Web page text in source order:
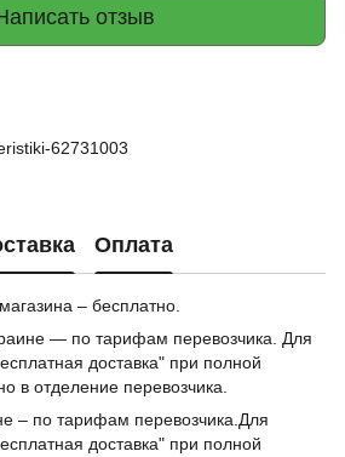
отзыв
62731003
Оплата
– бесплатно.
— по тарифам перевозчика. Для
доставка" при полной
в отделение перевозчика.
– по тарифам перевозчика.Для
доставка" при полной